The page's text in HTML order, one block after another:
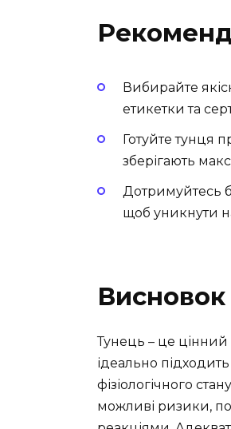
Вибирайте
етикетки та
Готуйте тунця
зберігають
Дотримуйтесь
щоб уникнути
Висновок
Тунець – це
ідеально
фізіологічного
можливі ризики,